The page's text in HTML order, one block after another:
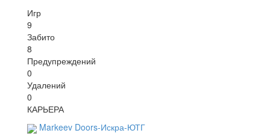
Игр
9
Забито
8
Предупреждений
0
Удалений
0
КАРЬЕРА
Markeev Doors-Искра-ЮТГ